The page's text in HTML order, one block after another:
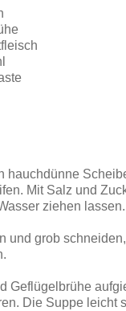
hauchdünne
Mit Salz und
ziehen lassen.
und grob
Geflügelbrühe
Die Suppe leicht